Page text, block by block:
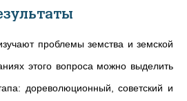
проблемы земства и земской
этого вопроса можно выделить
дореволюционный, советский и